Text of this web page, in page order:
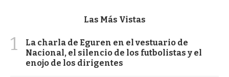
Las Más Vistas
1
La charla de Eguren en el vestuario de
Nacional, el silencio de los futbolistas y el
enojo de los dirigentes